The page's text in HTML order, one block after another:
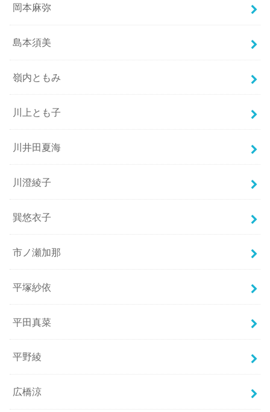
岡本麻弥
島本須美
嶺内ともみ
川上とも子
川井田夏海
川澄綾子
巽悠衣子
市ノ瀬加那
平塚紗依
平田真菜
平野綾
広橋涼